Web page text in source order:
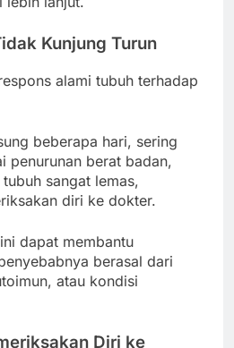
Kunjung Turun
alami tubuh terhadap
beberapa hari, sering
penurunan berat badan,
sangat lemas,
diri ke dokter.
dapat membantu
berasal dari
atau kondisi
Diri ke